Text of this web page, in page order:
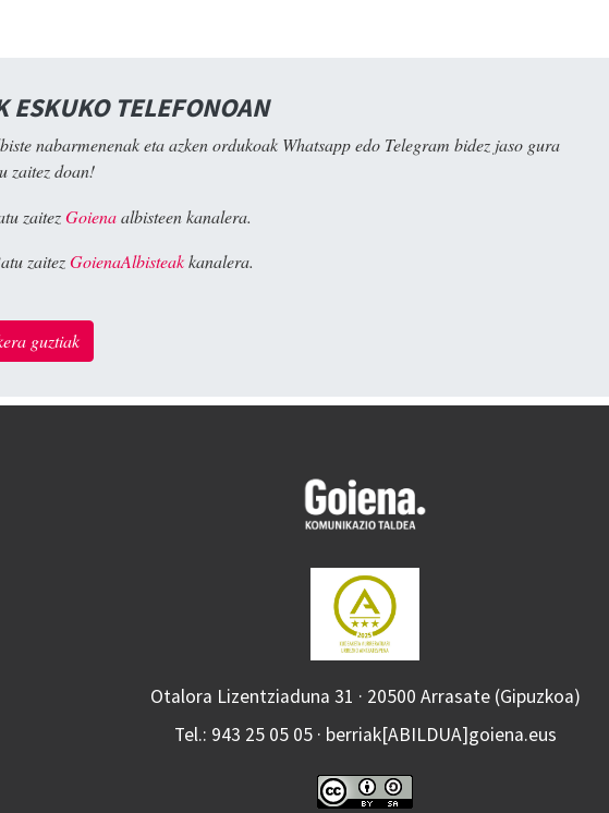
ESKUKO TELEFONOAN
nabarmenenak eta azken ordukoak Whatsapp edo Telegram bidez jaso gura
zaitez doan!
zaitezGoienaalbisteen kanalera.
zaitezGoienaAlbisteakkanalera.
guztiak
Otalora Lizentziaduna 31 · 20500 Arrasate (Gipuzkoa)
Tel.: 943 25 05 05 · berriak[ABILDUA]goiena.eus